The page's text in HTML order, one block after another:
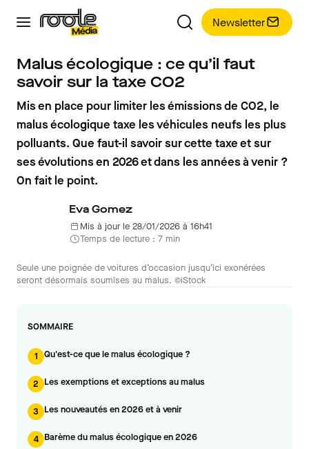
Newsletter
Malus écologique : ce qu’il faut
savoir sur la taxe CO2
Mis en place pour limiter les émissions de CO2, le
malus écologique taxe les véhicules neufs les plus
polluants. Que faut-il savoir sur cette taxe et sur
ses évolutions en 2026 et dans les années à venir ?
On fait le point.
Eva Gomez
Mis à jour le 28/01/2026 à 16h41
Temps de lecture : 7 min
Seule une poignée de voitures d’occasion jusqu’ici exonérées
seront désormais soumises au malus. ©iStock
SOMMAIRE
1 Qu'est-ce que le malus écologique ?
2 Les exemptions et exceptions au malus
3 Les nouveautés en 2026 et à venir
4 Barème du malus écologique en 2026